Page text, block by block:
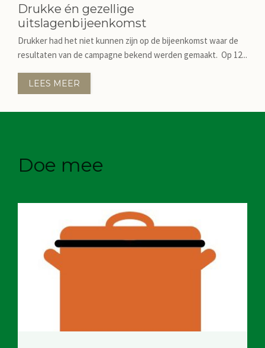
Drukke én gezellige
uitslagenbijeenkomst
Drukker had het niet kunnen zijn op de bijeenkomst waar de
resultaten van de campagne bekend werden gemaakt. Op 12...
LEES MEER
Doe mee